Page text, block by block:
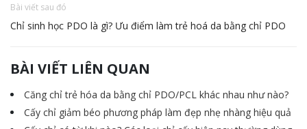
Bài viết sau đó
Chỉ sinh học PDO là gì? Ưu điểm làm trẻ hoá da bằng chỉ PDO
BÀI VIẾT LIÊN QUAN
Căng chỉ trẻ hóa da bằng chỉ PDO/PCL khác nhau như nào?
Cấy chỉ giảm béo phương pháp làm đẹp nhẹ nhàng hiệu quả